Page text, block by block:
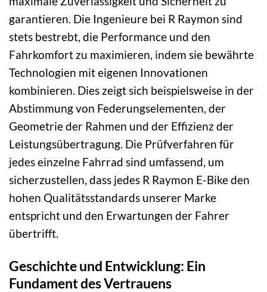
garantieren. Die Ingenieure bei R Raymon sind
stets bestrebt, die Performance und den
Fahrkomfort zu maximieren, indem sie bewährte
Technologien mit eigenen Innovationen
kombinieren. Dies zeigt sich beispielsweise in der
Abstimmung von Federungselementen, der
Geometrie der Rahmen und der Effizienz der
Leistungsübertragung. Die Prüfverfahren für
jedes einzelne Fahrrad sind umfassend, um
sicherzustellen, dass jedes R Raymon E-Bike den
hohen Qualitätsstandards unserer Marke
entspricht und den Erwartungen der Fahrer
übertrifft.
Geschichte und Entwicklung: Ein
Fundament des Vertrauens